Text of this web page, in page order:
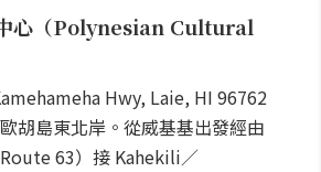
心（Polynesian Cultural
Hwy, Laie, HI 96762
胡島東北岸。從威基基出發經由
63）接 Kahekili／